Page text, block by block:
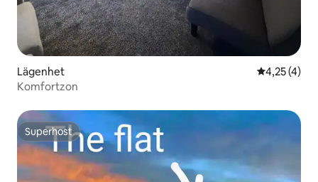
Lägenhet 4,25 av 5 i
4,25 (4)
Komfortzon
Superhost
Superhost